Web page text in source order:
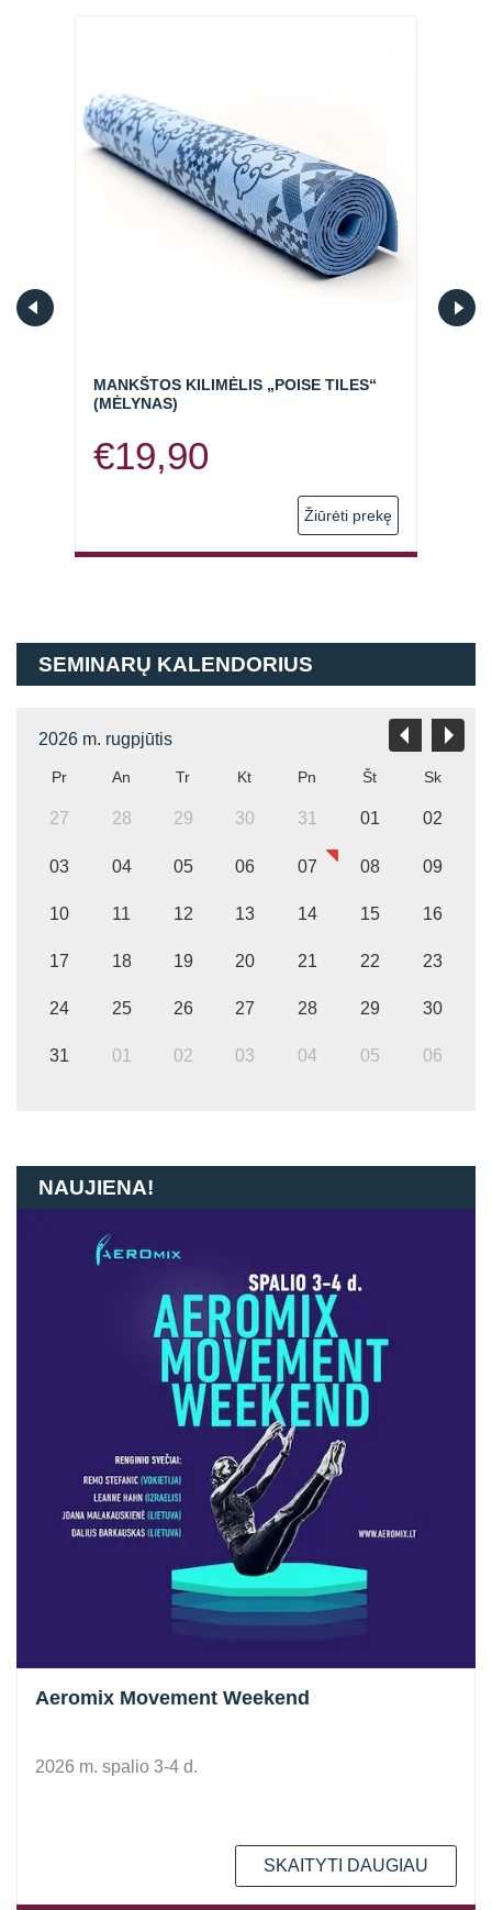
MANKŠTOS KILIMĖLIS „POISE TILES“
(MĖLYNAS)
€19,90
Žiūrėti prekę
SEMINARŲ KALENDORIUS
2026 m. rugpjūtis
Pr An Tr Kt Pn Št Sk
27 28 29 30 31 01 02
03 04 05 06 07 08 09
10 11 12 13 14 15 16
17 18 19 20 21 22 23
24 25 26 27 28 29 30
31 01 02 03 04 05 06
NAUJIENA!
Aeromix Movement Weekend
2026 m. spalio 3-4 d.
SKAITYTI DAUGIAU